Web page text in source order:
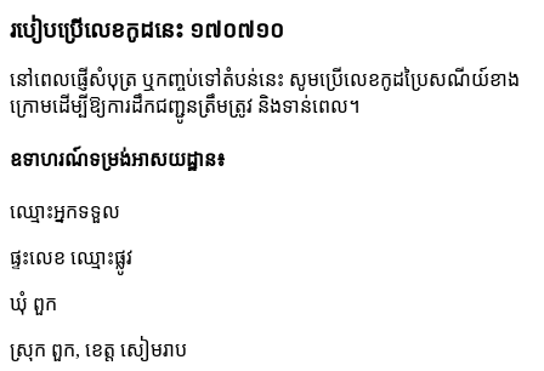
របៀបប្រើលេខកូដនេះ ១៧០៧១០
នៅពេលផ្ញើសំបុត្រ ឬកញ្ចប់ទៅតំបន់នេះ សូមប្រើលេខកូដប្រៃសណីយ៍ខាង
ក្រោមដើម្បីឱ្យការដឹកជញ្ជូនត្រឹមត្រូវ និងទាន់ពេល។
ឧទាហរណ៍ទម្រង់អាសយដ្ឋាន៖
ឈ្មោះអ្នកទទួល
ផ្ទះលេខ ឈ្មោះផ្លូវ
ឃុំ ពួក
ស្រុក ពួក, ខេត្ត សៀមរាប